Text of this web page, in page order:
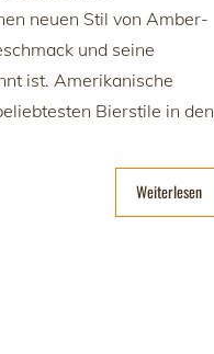
neuen Stil von Amber-
und seine
ist. Amerikanische
Bierstile in den
Weiterlesen